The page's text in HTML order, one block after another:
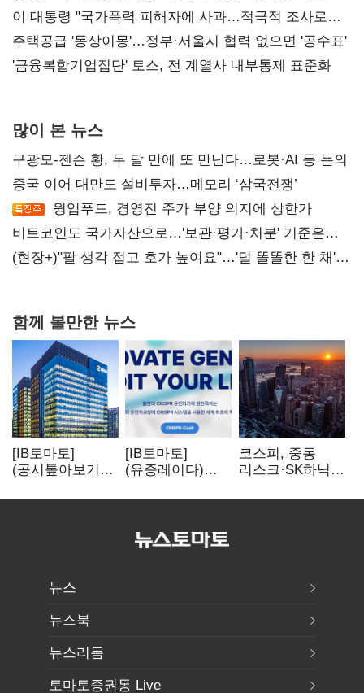
총선 지휘 못해"
이 대통령 "국가폭력 피해자에 사과…적극적 조사로
진실 밝혀야"
주택공급 '동상이몽'…정부·서울시 협력 없으면 '공수표'
'금융복합기업집단' 토스, 전 계열사 내부통제 표준화
많이 본 뉴스
구광모-젠슨 황, 두 달 만에 또 만난다…로봇·AI 등 논의
중국 이어 대만도 설비투자…메모리 ‘삼국전쟁’
윙입푸드, 경영진 주가 부양 의지에 상한가
비트코인도 국가자산으로…'보관·평가·처분' 기준은
숙제
(현장+)"팔 생각 접고 호가 높여요"…'덜 똘똘한 한 채'
함께 볼만한 뉴스
[IB토마토]
(공시톺아보기)
바로 매출로
[IB토마토]
(유증레이다)
3분의 1 토막…
비용부터 챙긴다
코스피, 중동
리스크·SK하닉
뒷걸음
뉴스
뉴스북
뉴스리듬
토마토증권통 Live